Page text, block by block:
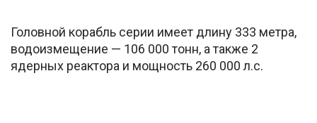
Головной корабль серии имеет длину 333 метра,
водоизмещение — 106 000 тонн, а также 2
ядерных реактора и мощность 260 000 л.с.